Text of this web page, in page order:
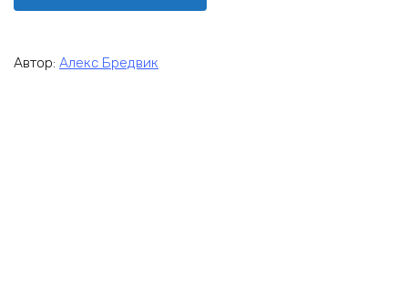
Автор: Алекс Бредвик